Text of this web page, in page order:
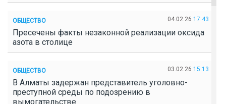
ОБЩЕСТВО 04.02.26 17:43
Пресечены факты незаконной реализации оксида
азота в столице
ОБЩЕСТВО 03.02.26 15:13
В Алматы задержан представитель уголовно-
преступной среды по подозрению в
вымогательстве